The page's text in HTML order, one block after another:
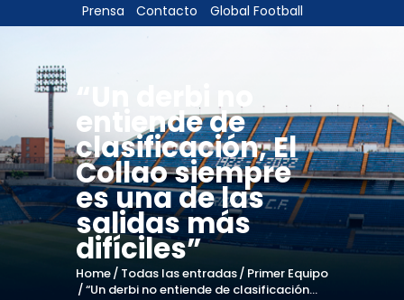
Prensa
Contacto Global Football
“Un derbi no
entiende de
clasificación, El
Collao siempre
es una de las
salidas más
difíciles”
Home Todas las entradas
Primer Equipo
“Un derbi no entiende de clasificación...